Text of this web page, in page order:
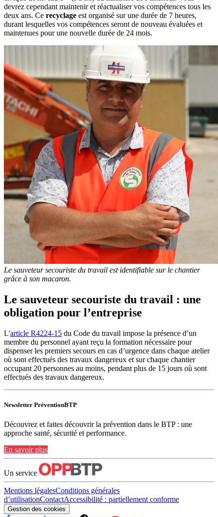
devrez cependant maintenir et réactualiser vos compétences tous les
deux ans. Ce recyclage est organisé sur une durée de 7 heures,
durant lesquelles vos compétences seront de nouveau évaluées et
maintenues pour une nouvelle durée de 24 mois.
Le sauveteur secouriste du travail est identifiable sur le chantier
grâce à son macaron.
Le sauveteur secouriste du travail : une
obligation pour l’entreprise
L'article R4224-15 du Code du travail impose la présence d’un
membre du personnel ayant reçu la formation nécessaire pour
dispenser les premiers secours en cas d’urgence dans chaque atelier
où sont effectués des travaux dangereux et sur chaque chantier
occupant 20 personnes au moins, pendant plus de 15 jours où sont
effectués des travaux dangereux.
Newsletter PréventionBTP
Découvrez et faites découvrir la prévention dans le BTP : une
approche santé, sécurité et performance.
En savoir plus
Un service
Mentions légalesConditions générales
d’utilisationContactAccessibilité : partiellement conforme
Gestion des cookies